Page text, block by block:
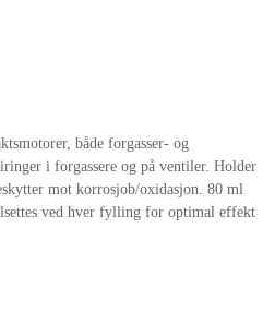
både forgasser- og
i forgassere og på ventiler. Holder
mot korrosjob/oxidasjon. 80 ml
ved hver fylling for optimal effekt